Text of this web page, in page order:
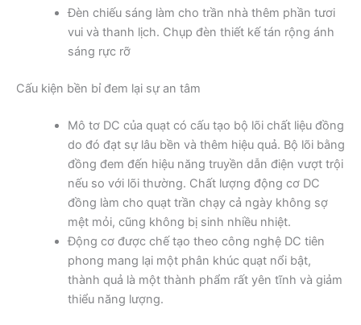
Đèn chiếu sáng làm cho trần nhà thêm phần tươi
vui và thanh lịch. Chụp đèn thiết kế tán rộng ánh
sáng rực rỡ
Cấu kiện bền bỉ đem lại sự an tâm
Mô tơ DC của quạt có cấu tạo bộ lõi chất liệu đồng
do đó đạt sự lâu bền và thêm hiệu quả. Bộ lõi bằng
đồng đem đến hiệu năng truyền dẫn điện vượt trội
nếu so với lõi thường. Chất lượng động cơ DC
đồng làm cho quạt trần chạy cả ngày không sợ
mệt mỏi, cũng không bị sinh nhiều nhiệt.
Động cơ được chế tạo theo công nghệ DC tiên
phong mang lại một phân khúc quạt nổi bật,
thành quả là một thành phẩm rất yên tĩnh và giảm
thiểu năng lượng.